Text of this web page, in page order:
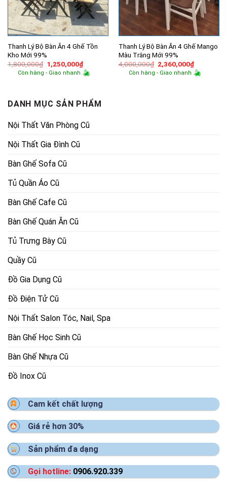
Thanh Lý Bộ Bàn Ăn 4 Ghế Tồn
Kho Mới 99%
1,800,000₫ Giá
gốc
là:
1,250,000₫Giá
hiện
tại
Còn hàng - Giao nhanh
Thanh Lý Bộ Bàn Ăn 4 Ghế Mango
Màu Trắng Mới 99%
4,000,000₫ Giá
gốc
là:
2,360,000₫Giá
hiện
tại
Còn hàng - Giao nhanh
DANH MỤC SẢN PHẨM
Nội Thất Văn Phòng Cũ
Nội Thất Gia Đình Cũ
Bàn Ghế Sofa Cũ
Tủ Quần Áo Cũ
Bàn Ghế Cafe Cũ
Bàn Ghế Quán Ăn Cũ
Tủ Trưng Bày Cũ
Quầy Cũ
Đồ Gia Dụng Cũ
Đồ Điện Tử Cũ
Nội Thất Salon Tóc, Nail, Spa
Bàn Ghế Học Sinh Cũ
Bàn Ghế Nhựa Cũ
Đồ Inox Cũ
Cam kết chất lượng
Giá rẻ hơn 30%
Sản phẩm đa dạng
Gọi hotline: 0906.920.339